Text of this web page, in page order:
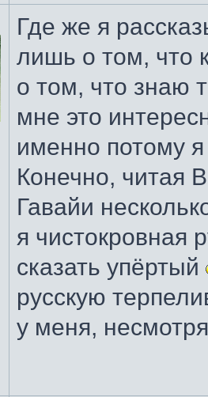
Где же я
лишь о том, что
о том, что знаю
мне это
именно потому
Конечно, читая
Гавайи
я чистокровная
сказать упёртый
русскую
у меня,